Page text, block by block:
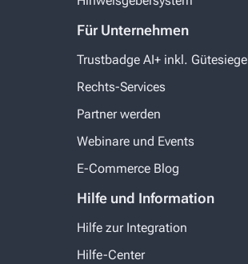
Für Unternehmen
Trustbadge AI+ inkl. Gütesiegel
Rechts-Services
Partner werden
Webinare und Events
E-Commerce Blog
Hilfe und Information
Hilfe zur Integration
Hilfe-Center